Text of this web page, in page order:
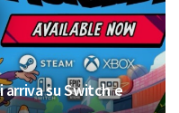
su Switch e